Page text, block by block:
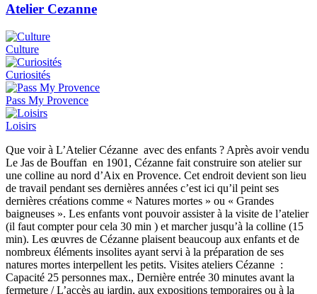
Atelier Cezanne
Culture
Curiosités
Pass My Provence
Loisirs
Que voir à L’Atelier Cézanne avec des enfants ? Après avoir vendu
Le Jas de Bouffan en 1901, Cézanne fait construire son atelier sur
une colline au nord d’Aix en Provence. Cet endroit devient son lieu
de travail pendant ses dernières années c’est ici qu’il peint ses
dernières créations comme « Natures mortes » ou « Grandes
baigneuses ». Les enfants vont pouvoir assister à la visite de l’atelier
(il faut compter pour cela 30 min ) et marcher jusqu’à la colline (15
min). Les œuvres de Cézanne plaisent beaucoup aux enfants et de
nombreux éléments insolites ayant servi à la préparation de ses
natures mortes interpellent les petits. Visites ateliers Cézanne :
Capacité 25 personnes max., Dernière entrée 30 minutes avant la
fermeture / L’accès au jardin, aux expositions temporaires ou à la